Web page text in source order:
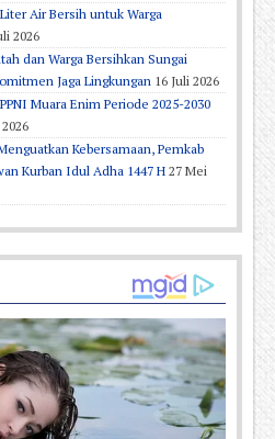
Air Bersih untuk Warga
2026
dan Warga Bersihkan Sungai
Jaga Lingkungan 16 Juli 2026
Muara Enim Periode 2025-2030
Kebersamaan, Pemkab
Kurban Idul Adha 1447 H 27 Mei